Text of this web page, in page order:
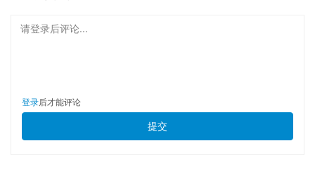
对膝盖友好）、手套（冬天必备，夏天防止手磨破）、
帽子（遮阳防风）、墨镜（阳光刺眼）、充电宝（拍照
经验是，带个空水壶，在山顶饭店接热水喝，既省钱又
请登录后评论...
登录后才能评论
提交